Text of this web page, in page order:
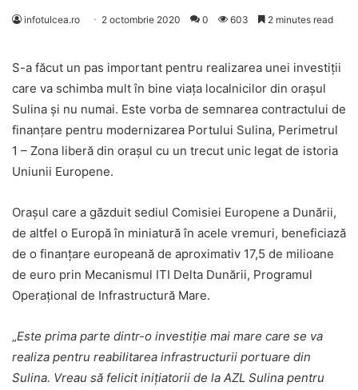
infotulcea.ro 2 octombrie 2020 0 603 2 minutes read
S-a făcut un pas important pentru realizarea unei investiții
care va schimba mult în bine viața localnicilor din orașul
Sulina și nu numai. Este vorba de semnarea contractului de
finanțare pentru modernizarea Portului Sulina, Perimetrul
1 – Zona liberă din orașul cu un trecut unic legat de istoria
Uniunii Europene.
Oraşul care a găzduit sediul Comisiei Europene a Dunării,
de altfel o Europă în miniatură în acele vremuri, beneficiază
de o finanţare europeană de aproximativ 17,5 de milioane
de euro prin Mecanismul ITI Delta Dunării, Programul
Operațional de Infrastructură Mare.
„Este prima parte dintr-o investiție mai mare care se va
realiza pentru reabilitarea infrastructurii portuare din
Sulina. Vreau să felicit inițiatorii de la AZL Sulina pentru